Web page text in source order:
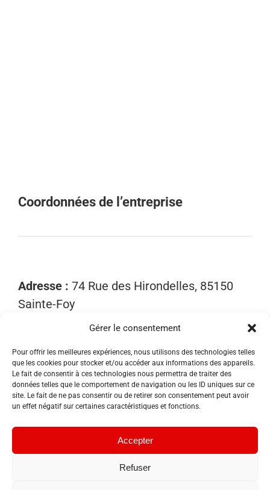
Gérer le consentement
Pour offrir les meilleures expériences, nous utilisons des technologies telles
que les cookies pour stocker et/ou accéder aux informations des appareils.
Le fait de consentir à ces technologies nous permettra de traiter des
données telles que le comportement de navigation ou les ID uniques sur ce
site. Le fait de ne pas consentir ou de retirer son consentement peut avoir
un effet négatif sur certaines caractéristiques et fonctions.
Accepter
Refuser
Coordonnées de l’entreprise
Adresse : 74 Rue des Hirondelles, 85150
Sainte-Foy
Email : contact@sosnuisibles85.fr
SIRET :89455533300018